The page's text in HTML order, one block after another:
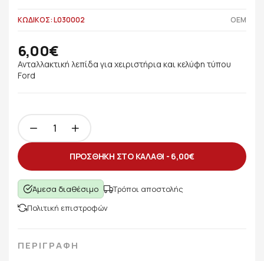
ΚΩΔΙΚΟΣ: L030002 OEM
6,00€
Ανταλλακτική λεπίδα για χειριστήρια και κελύφη τύπου
Ford
ΠΡΟΣΘΗΚΗ ΣΤΟ ΚΑΛΑΘΙ - 6,00€
Άμεσα διαθέσιμο
Τρόποι αποστολής
Πολιτική επιστροφών
ΠΕΡΙΓΡΑΦΗ